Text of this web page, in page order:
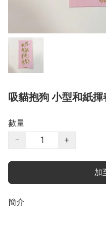
吸貓抱狗 小型和紙揮
數量
−
+
加
簡介